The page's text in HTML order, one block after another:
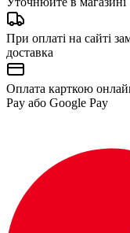
При оплаті на сайті
доставка
Оплата карткою
Pay або Google Pay